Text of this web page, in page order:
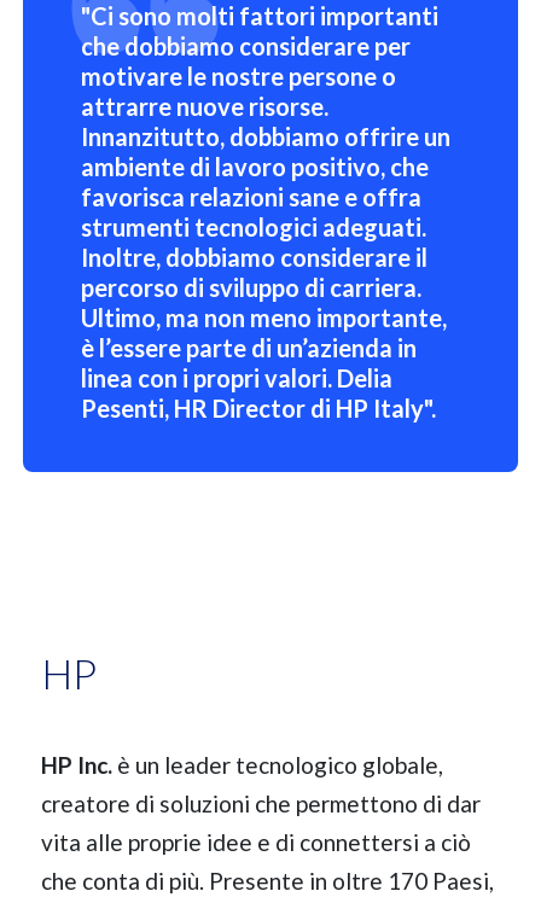
"Ci sono molti fattori importanti
che dobbiamo considerare per
motivare le nostre persone o
attrarre nuove risorse.
Innanzitutto, dobbiamo offrire un
ambiente di lavoro positivo, che
favorisca relazioni sane e offra
strumenti tecnologici adeguati.
Inoltre, dobbiamo considerare il
percorso di sviluppo di carriera.
Ultimo, ma non meno importante,
è l’essere parte di un’azienda in
linea con i propri valori. Delia
Pesenti, HR Director di HP Italy".
HP
HP Inc.è un leader tecnologico globale,
creatore di soluzioni che permettono di dar
vita alle proprie idee e di connettersi a ciò
che conta di più. Presente in oltre 170 Paesi,